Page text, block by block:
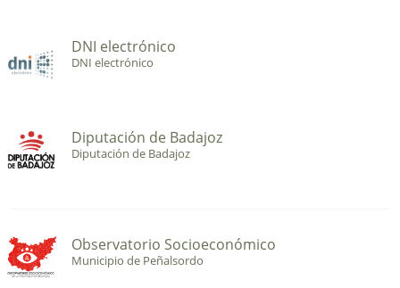
DNI electrónico
DNI electrónico
Diputación de Badajoz
Diputación de Badajoz
Observatorio Socioeconómico
Municipio de Peñalsordo